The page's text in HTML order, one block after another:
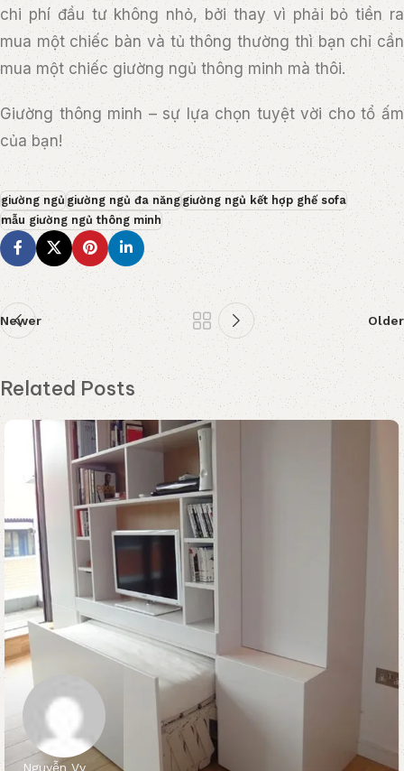
chi phí đầu tư không nhỏ, bởi thay vì phải bỏ tiền ra
mua một chiếc bàn và tủ thông thường thì bạn chỉ cần
mua một chiếc giường ngủ thông minh mà thôi.
Giường thông minh – sự lựa chọn tuyệt vời cho tổ ấm
của bạn!
giường ngủ giường ngủ đa nănggiường ngủ kết hợp ghế sofa
mẫu giường ngủ thông minh
Newer Older
Related Posts
Nguyễn Vy